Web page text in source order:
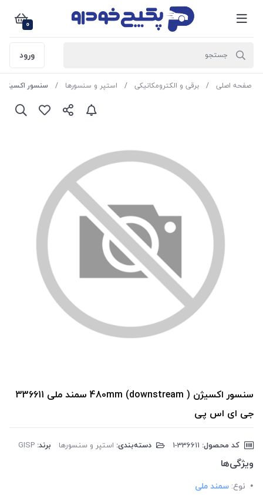
0
ورود
صفحه اصلی برقی و الکترومکانیکی استپر و سنسورها سنسور اکسیژن 480mm (downstream ) سمند ملی 336611 جی ای اس پی
سنسور اکسیژن 480mm (downstream ) سمند ملی 336611
جی ای اس پی
کد محصول: دسته‌بندی: استپر و سنسورها برند: GISP
ویژگی‌ها
نوع: سمند ملی